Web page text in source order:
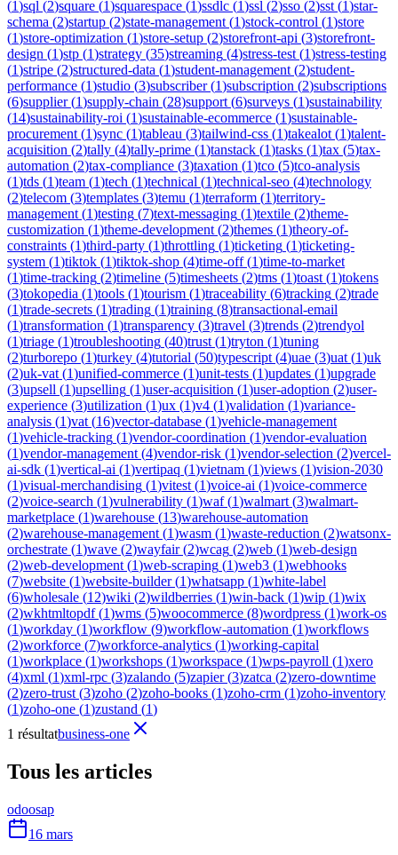
(1)sql (2)square (1)squarespace (1)ssdlc (1)ssl (2)sso (2)sst (1)star-
schema (2)startup (2)state-management (1)stock-control (1)store
(1)store-optimization (1)store-setup (2)storefront-api (3)storefront-
design (1)stp (1)strategy (35)streaming (4)stress-test (1)stress-testing
(1)stripe (2)structured-data (1)student-management (2)student-
performance (1)studio (3)subscriber(1)subscription (2)subscriptions
(6)supplier(1)supply-chain (28)support (6)surveys (1)sustainability
(14)sustainability-roi (1)sustainable-ecommerce (1)sustainable-
procurement (1)sync (1)tableau (3)tailwind-css (1)takealot (1)talent-
acquisition (2)tally (4)tally-prime (1)tanstack (1)tasks (1)tax (5)tax-
automation (2)tax-compliance (3)taxation (1)tco (5)tco-analysis
(1)tds (1)team (1)tech (1)technical (1)technical-seo (4)technology
(2)telecom (3)templates (3)temu (1)terraform (1)territory-
management (1)testing (7)text-messaging (1)textile (2)theme-
customization (1)theme-development (2)themes (1)theory-of-
constraints (1)third-party (1)throttling (1)ticketing (1)ticketing-
system (1)tiktok (1)tiktok-shop (4)time-off(1)time-to-market
(1)time-tracking (2)timeline (5)timesheets (2)tms (1)toast (1)tokens
(3)tokopedia (1)tools (1)tourism (1)traceability (6)tracking (2)trade
(1)trade-secrets (1)trading (1)training (8)transactional-email
(1)transformation (1)transparency (3)travel (3)trends (2)trendyol
(1)triage (1)troubleshooting (40)trust (1)tryton (1)tuning
(2)turborepo (1)turkey (4)tutorial (50)typescript (4)uae (3)uat (1)uk
(2)uk-vat (1)unified-commerce (1)unit-tests (1)updates (1)upgrade
(3)upsell (1)upselling (1)user-acquisition (1)user-adoption (2)user-
experience (3)utilization (1)ux (1)v4 (1)validation (1)variance-
analysis (1)vat (16)vector-database (1)vehicle-management
(1)vehicle-tracking (1)vendor-coordination (1)vendor-evaluation
(1)vendor-management (4)vendor-risk (1)vendor-selection (2)vercel-
ai-sdk (1)vertical-ai (1)vertipaq (1)vietnam (1)views (1)vision-2030
(1)visual-merchandising (1)vitest (1)voice-ai (1)voice-commerce
(2)voice-search (1)vulnerability (1)waf(1)walmart (3)walmart-
marketplace (1)warehouse (13)warehouse-automation
(2)warehouse-management (1)wasm (1)waste-reduction (2)watsonx-
orchestrate (1)wave (2)wayfair(2)wcag (2)web (1)web-design
(2)web-development (1)web-scraping (1)web3 (1)webhooks
(7)website (1)website-builder(1)whatsapp (1)white-label
(6)wholesale (12)wiki (2)wildberries (1)win-back (1)wip (1)wix
(2)wkhtmltopdf(1)wms (5)woocommerce (8)wordpress (1)work-os
(1)workday (1)workflow (9)workflow-automation (1)workflows
(2)workforce (7)workforce-analytics (1)working-capital
(1)workplace (1)workshops (1)workspace (1)wps-payroll (1)xero
(4)xml (1)xml-rpc (3)zalando (5)zapier(3)zatca (2)zero-downtime
(2)zero-trust (3)zoho (2)zoho-books (1)zoho-crm (1)zoho-inventory
(1)zoho-one (1)zustand (1)
1 résultatbusiness-one
Tous les articles
odoosap
16 mars